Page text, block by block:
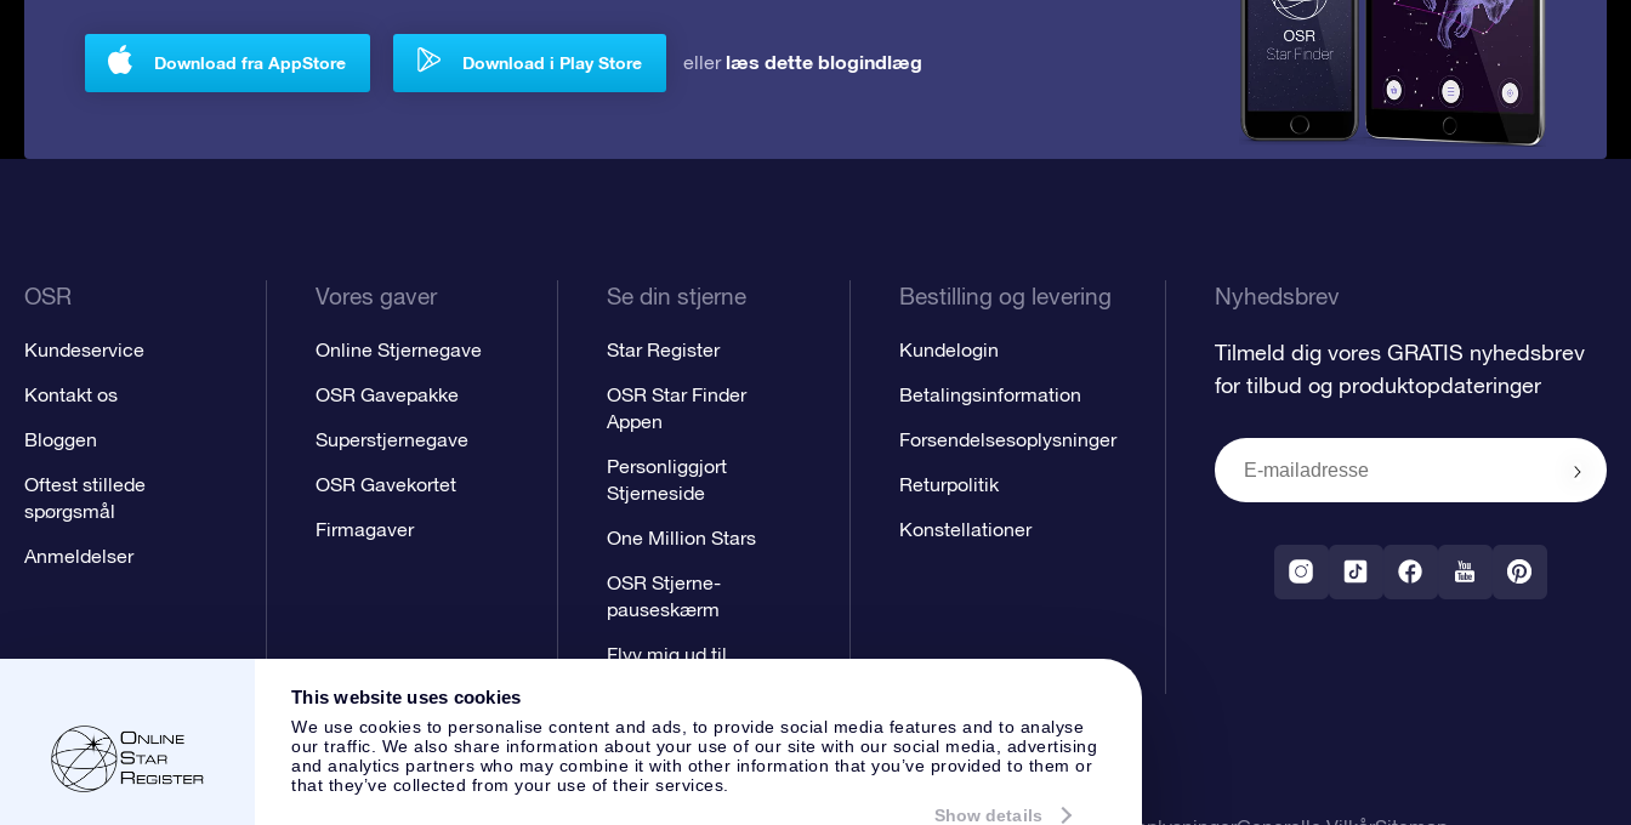
This website uses cookies
We use cookies to personalise content and ads, to provide social media features and to analyse
our traffic. We also share information about your use of our site with our social media, advertising
and analytics partners who may combine it with other information that you’ve provided to them or
that they’ve collected from your use of their services.
Show details
Download fra AppStore Download i Play Store eller læs dette blogindlæg
OSR
Kundeservice
Kontakt os
Bloggen
Oftest stillede
spørgsmål
Anmeldelser
Vores gaver
Online Stjernegave
OSR Gavepakke
Superstjernegave
OSR Gavekortet
Firmagaver
Se din stjerne
Star Register
OSR Star Finder
Appen
Personliggjort
Stjerneside
One Million Stars
OSR Stjerne-
pauseskærm
Flyv mig ud til
Bestilling og levering
Kundelogin
Betalingsinformation
Forsendelsesoplysninger
Returpolitik
Konstellationer
Nyhedsbrev
Tilmeld dig vores GRATIS nyhedsbrev
for tilbud og produktopdateringer